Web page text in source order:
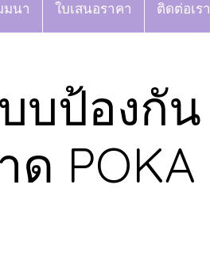
มนา ใบเสนอราคา ติดต่อเรา
บป้องกัน
POKA